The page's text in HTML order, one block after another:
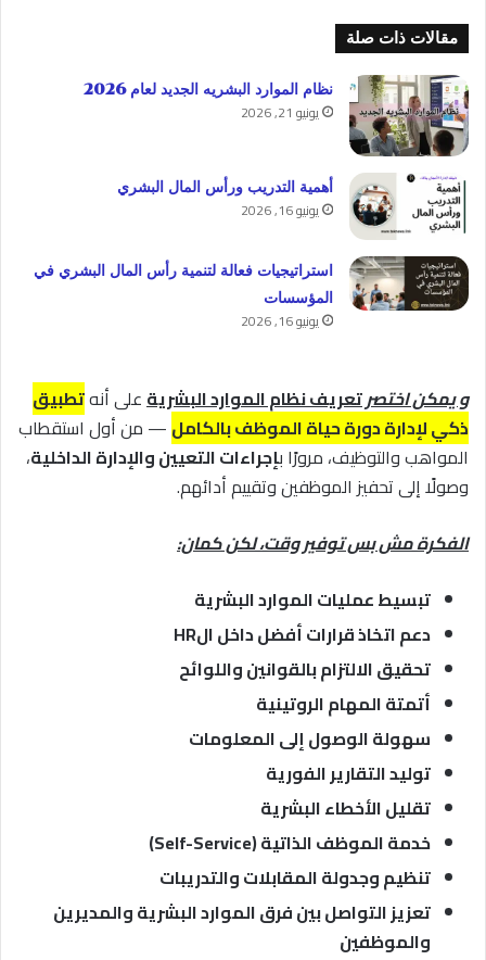
مقالات ذات صلة
نظام الموارد البشريه الجديد لعام 2026
يونيو 21, 2026
أهمية التدريب ورأس المال البشري
يونيو 16, 2026
استراتيجيات فعالة لتنمية رأس المال البشري في
المؤسسات
يونيو 16, 2026
و يمكن اختصرتعريف نظام الموارد البشريةعلى أنهتطبيق
ذكي لإدارة دورة حياة الموظف بالكامل — من أول استقطاب
المواهب والتوظيف، مرورًا بإجراءات التعيين والإدارة الداخلية،
وصولًا إلى تحفيز الموظفين وتقييم أدائهم.
الفكرة مش بس توفير وقت، لكن كمان:
تبسيط عمليات الموارد البشرية
دعم اتخاذ قرارات أفضل داخل الHR
تحقيق الالتزام بالقوانين واللوائح
أتمتة المهام الروتينية
سهولة الوصول إلى المعلومات
توليد التقارير الفورية
تقليل الأخطاء البشرية
خدمة الموظف الذاتية (Self-Service)
تنظيم وجدولة المقابلات والتدريبات
تعزيز التواصل بين فرق الموارد البشرية والمديرين
والموظفين